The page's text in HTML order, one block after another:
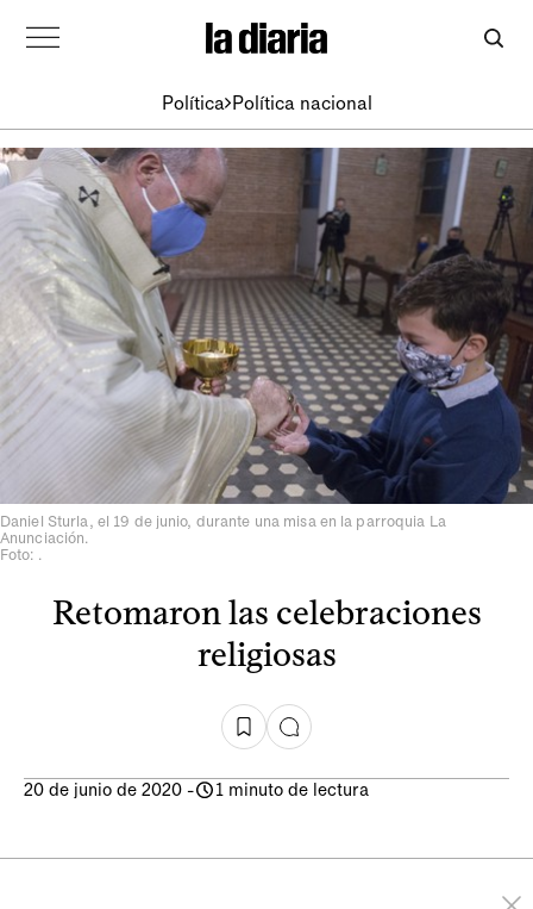
Política Política nacional
Daniel Sturla, el 19 de junio, durante una misa en la parroquia La
Anunciación.
Foto: .
Retomaron las celebraciones
religiosas
20 de junio de 2020 - 1 minuto de lectura